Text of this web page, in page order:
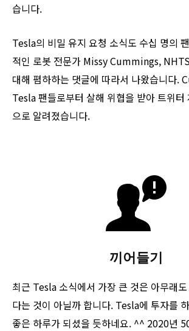
습니다.
Tesla의 비밀 유지 요청 소식도 수십 명의
적인 로봇 전문가 Missy Cummings,
대해 폄하하는 댓글에 따라서 나왔습니다.
Tesla 팬들로부터 살해 위협을 받아 트위터
으로 알려졌습니다.
끼어들기
최근 Tesla 소식에서 가장 큰 것은 아무래
다는 것이 아닐까 합니다. Tesla에 투자를
좋은 하루가 되셨을 듯하네요. ^^ 2020년